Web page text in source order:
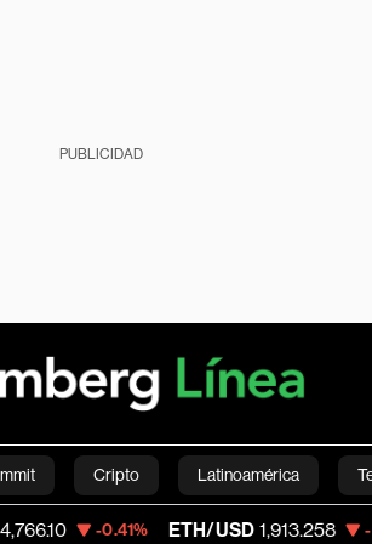
PUBLICIDAD
Cripto Latinoamérica
Estilo de vida Mundo Videos
-0.41% ETH/USD 1,913.258 -0.30%